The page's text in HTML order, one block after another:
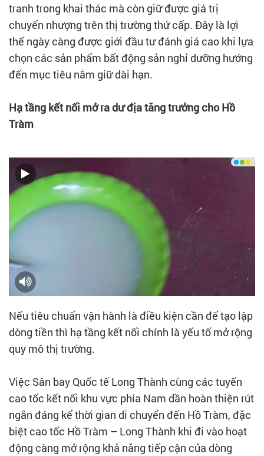
tranh trong khai thác mà còn giữ được giá trị
chuyển nhượng trên thị trường thứ cấp. Đây là lợi
thế ngày càng được giới đầu tư đánh giá cao khi lựa
chọn các sản phẩm bất động sản nghỉ dưỡng hướng
đến mục tiêu nắm giữ dài hạn.
Hạ tầng kết nối mở ra dư địa tăng trưởng cho Hồ
Tràm
Nếu tiêu chuẩn vận hành là điều kiện cần để tạo lập
dòng tiền thì hạ tầng kết nối chính là yếu tố mở rộng
quy mô thị trường.
Việc Sân bay Quốc tế Long Thành cùng các tuyến
cao tốc kết nối khu vực phía Nam dần hoàn thiện rút
ngắn đáng kể thời gian di chuyển đến Hồ Tràm, đặc
biệt cao tốc Hồ Tràm – Long Thành khi đi vào hoạt
động càng mở rộng khả năng tiếp cận của dòng